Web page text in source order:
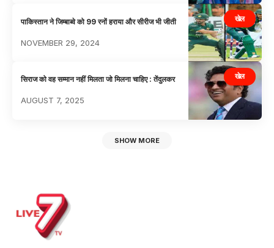
खेल
पाकिस्तान ने जिम्बाब्वे को 99 रनों हराया और सीरीज भी जीती
NOVEMBER 29, 2024
खेल
सिराज को वह सम्मान नहीं मिलता जो मिलना चाहिए : तेंदुलकर
AUGUST 7, 2025
SHOW MORE